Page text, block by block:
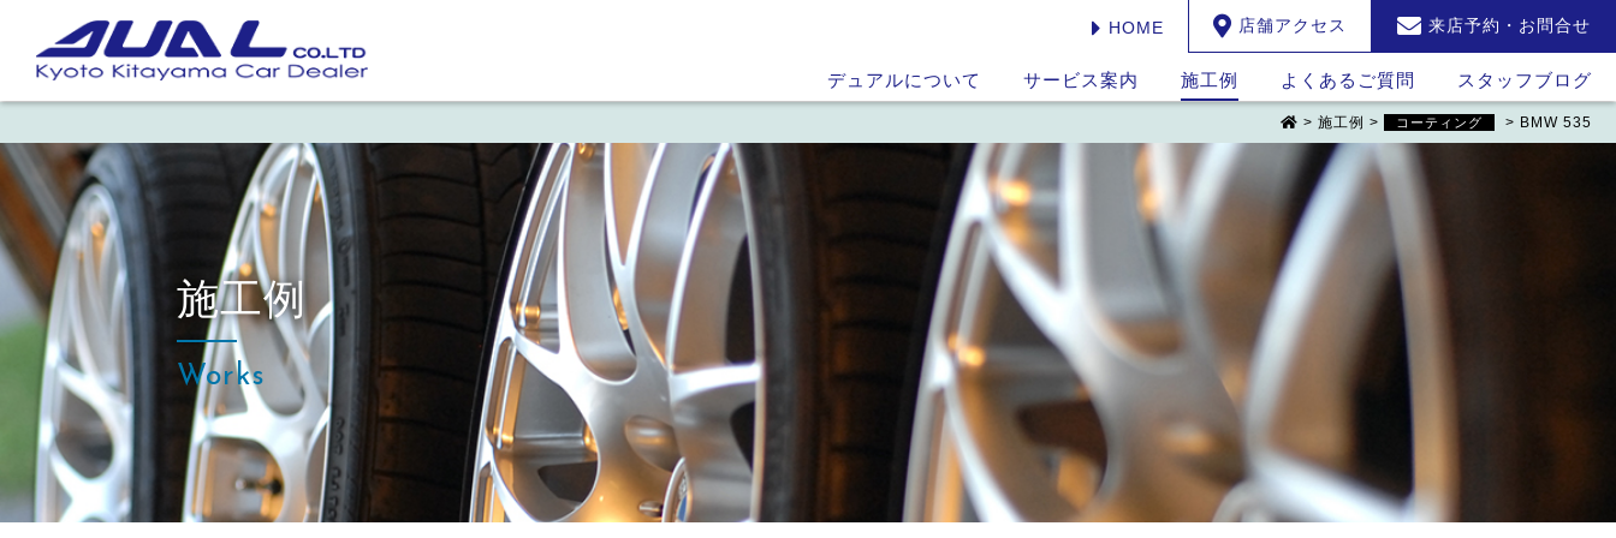
HOME 店舗アクセス 来店予約・お問合せ
デュアルについて サービス案内 施工例 よくあるご質問 スタッフブログ
> 施工例 > コーティング > BMW 535
施工例
Works